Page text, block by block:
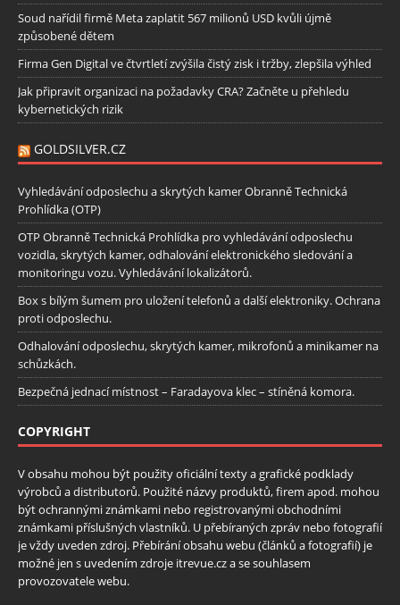
Soud nařídil firmě Meta zaplatit 567 milionů USD kvůli újmě
způsobené dětem
Firma Gen Digital ve čtvrtletí zvýšila čistý zisk i tržby, zlepšila výhled
Jak připravit organizaci na požadavky CRA? Začněte u přehledu
kybernetických rizik
GOLDSILVER.CZ
Vyhledávání odposlechu a skrytých kamer Obranně Technická
Prohlídka (OTP)
OTP Obranně Technická Prohlídka pro vyhledávání odposlechu
vozidla, skrytých kamer, odhalování elektronického sledování a
monitoringu vozu. Vyhledávání lokalizátorů.
Box s bílým šumem pro uložení telefonů a další elektroniky. Ochrana
proti odposlechu.
Odhalování odposlechu, skrytých kamer, mikrofonů a minikamer na
schůzkách.
Bezpečná jednací místnost – Faradayova klec – stíněná komora.
COPYRIGHT
V obsahu mohou být použity oficiální texty a grafické podklady
výrobců a distributorů. Použité názvy produktů, firem apod. mohou
být ochrannými známkami nebo registrovanými obchodními
známkami příslušných vlastníků. U přebíraných zpráv nebo fotografií
je vždy uveden zdroj. Přebírání obsahu webu (článků a fotografií) je
možné jen s uvedením zdroje itrevue.cz a se souhlasem
provozovatele webu.